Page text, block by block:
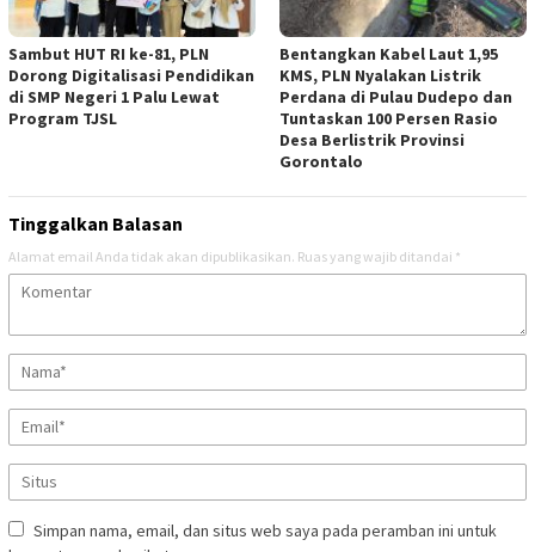
Sambut HUT RI ke-81, PLN
Dorong Digitalisasi Pendidikan
di SMP Negeri 1 Palu Lewat
Program TJSL
Bentangkan Kabel Laut 1,95
KMS, PLN Nyalakan Listrik
Perdana di Pulau Dudepo dan
Tuntaskan 100 Persen Rasio
Desa Berlistrik Provinsi
Gorontalo
Tinggalkan Balasan
Alamat email Anda tidak akan dipublikasikan. Ruas yang wajib ditandai *
Simpan nama, email, dan situs web saya pada peramban ini untuk